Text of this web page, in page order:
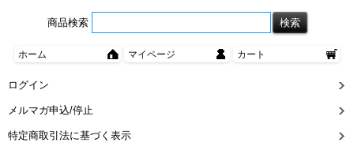
商品検索
ホーム マイページ カート
ログイン
メルマガ申込/停止
特定商取引法に基づく表示